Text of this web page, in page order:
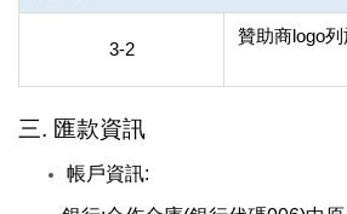
3-2
贊助商logo
三. 匯款資訊
帳戶資訊: